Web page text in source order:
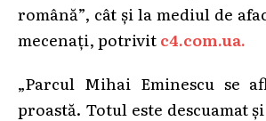
română”, cât și la mediul de
mecenați, potrivitc4.com.ua.
„Parcul Mihai Eminescu se
proastă. Totul este descuamat